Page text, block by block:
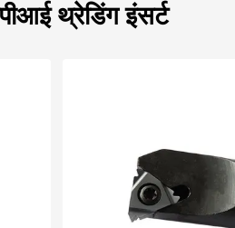
थ्रेडिंग इंसर्ट